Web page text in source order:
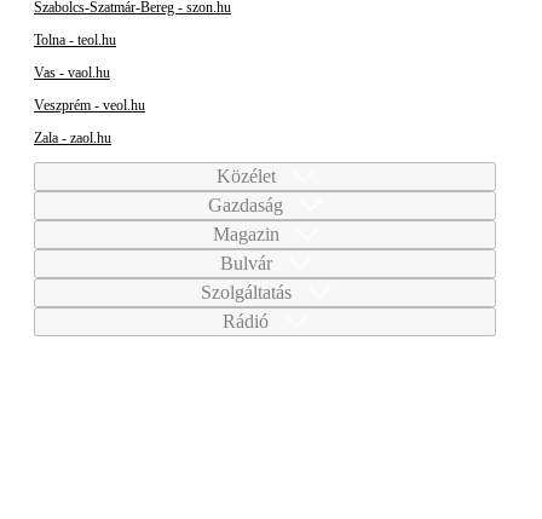
Szabolcs-Szatmár-Bereg - szon.hu
Tolna - teol.hu
Vas - vaol.hu
Veszprém - veol.hu
Zala - zaol.hu
Közélet
Gazdaság
Magazin
Bulvár
Szolgáltatás
Rádió